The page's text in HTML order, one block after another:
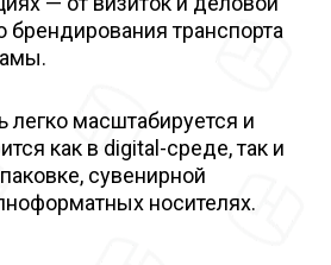
брендирования транспорта
легко масштабируется и
как в digital-среде, так и
сувенирной
носителях.